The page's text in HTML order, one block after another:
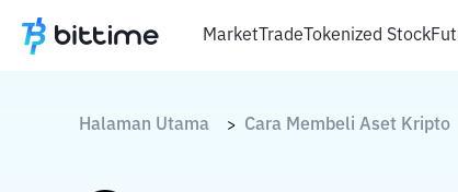
MarketTradeTokenized Stock
Halaman Utama > Cara Membeli Aset Kripto